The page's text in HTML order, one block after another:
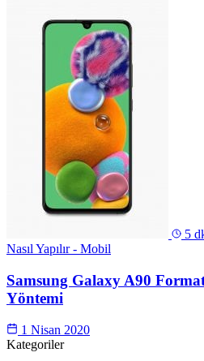
5
Nasıl Yapılır - Mobil
Samsung Galaxy A90
Yöntemi
1 Nisan 2020
Kategoriler